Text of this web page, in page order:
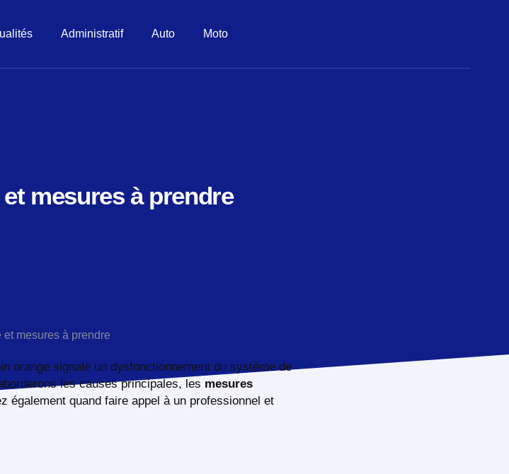
Administratif Auto Moto
mesures à prendre
orange signale un dysfonctionnement du système de
les causes principales, les mesures
également quand faire appel à un professionnel et